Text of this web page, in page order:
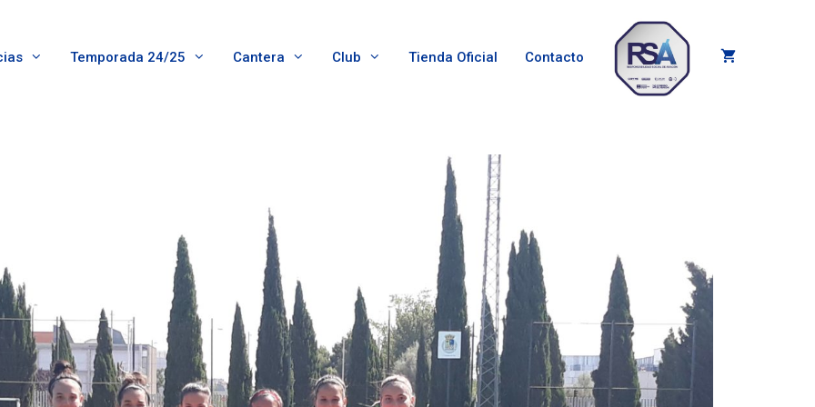
Temporada 24/25 Cantera Club Tienda Oficial Contacto